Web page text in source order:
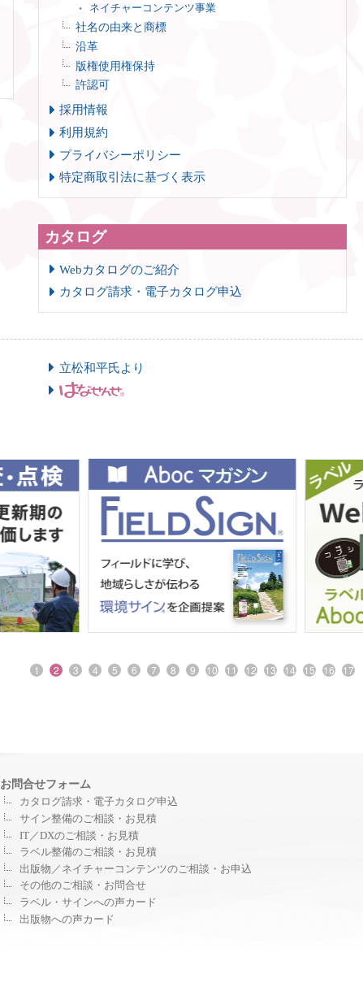
ネイチャーコンテンツ事業
社名の由来と商標
沿革
版権使用権保持
許認可
採用情報
利用規約
プライバシーポリシー
特定商取引法に基づく表示
カタログ
Webカタログのご紹介
カタログ請求・電子カタログ申込
立松和平氏より
1 2 3 4 5 6 7 8 9 10 11 12 13 14 15 16 17
お問合せフォーム
カタログ請求・電子カタログ申込
サイン整備のご相談・お見積
IT／DXのご相談・お見積
ラベル整備のご相談・お見積
出版物／ネイチャーコンテンツのご相談・お申込
その他のご相談・お問合せ
ラベル・サインへの声カード
出版物への声カード